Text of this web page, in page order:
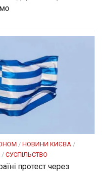
/ НОВИНИ КИЄВА /
/ СУСПІЛЬСТВО
протест через